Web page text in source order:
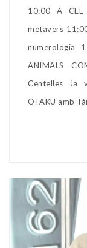
10:00 A CEL
metavers
numerologia
ANIMALS
Centelles Ja
OTAKU amb